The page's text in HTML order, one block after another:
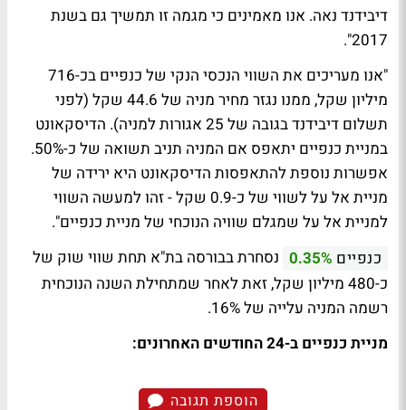
דיבידנד נאה. אנו מאמינים כי מגמה זו תמשיך גם בשנת
2017".
"אנו מעריכים את השווי הנכסי הנקי של כנפיים בכ-716
מיליון שקל, ממנו נגזר מחיר מניה של 44.6 שקל (לפני
תשלום דיבידנד בגובה של 25 אגורות למניה). הדיסקאונט
במניית כנפיים יתאפס אם המניה תניב תשואה של כ-50%.
אפשרות נוספת להתאפסות הדיסקאונט היא ירידה של
מניית אל על לשווי של כ-0.9 שקל - זהו למעשה השווי
למניית אל על שמגלם שוויה הנוכחי של מניית כנפיים".
כנפיים 0.35% נסחרת בבורסה בת"א תחת שווי שוק של
כ-480 מיליון שקל, זאת לאחר שמתחילת השנה הנוכחית
רשמה המניה עלייה של 16%.
מניית כנפיים ב-24 החודשים האחרונים:
הוספת תגובה